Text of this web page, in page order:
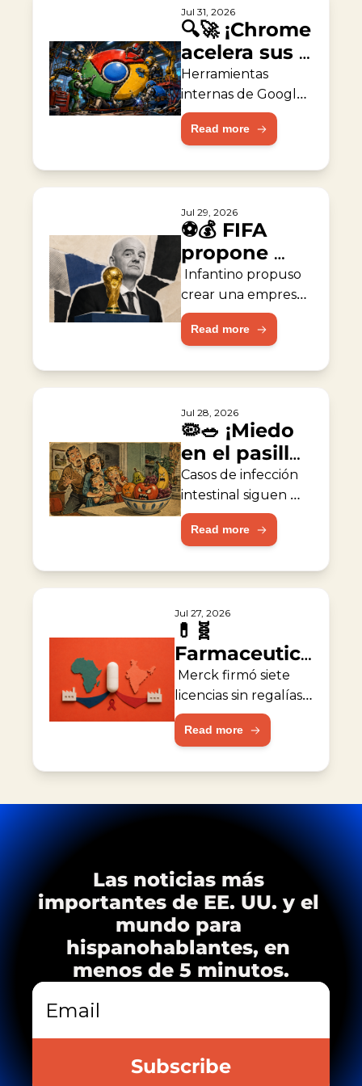
Jul 31, 2026
🔍🚀 ¡Chrome
acelera sus
reparaciones
con IA!
Herramientas
internas de Google
ayudaron a corregir
fallas de seguridad
Read more
Jul 29, 2026
⚽💰 FIFA
propone
empresa de
capital
privado
Infantino propuso
crear una empresa
valorada en
$20,000 millones
Read more
Jul 28, 2026
🦠🥗 ¡Miedo
en el pasillo
de
vegetales!
Casos de infección
intestinal siguen
aumentando los en
EE. UU.
Read more
Jul 27, 2026
💊🧬
Farmaceutica
acelera
acceso
global contra
VIH
Merck firmó siete
licencias sin regalías
para fabricantes de
África e India.
Read more
Las noticias más
importantes de EE. UU. y el
mundo para
hispanohablantes, en
menos de 5 minutos.
Subscribe